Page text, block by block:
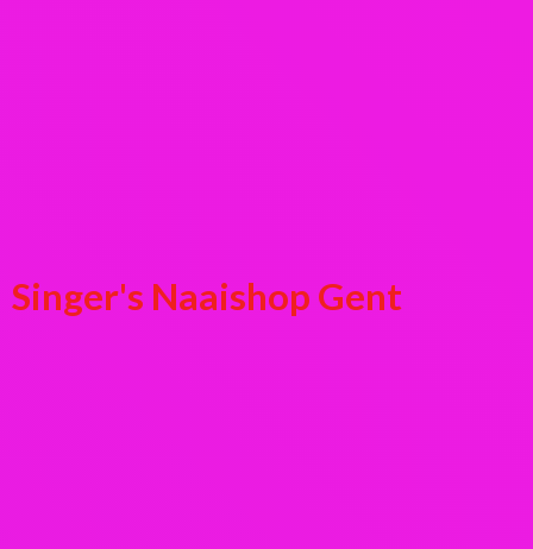
Singer's Naaishop Gent